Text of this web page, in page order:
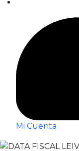
Mi Cuenta